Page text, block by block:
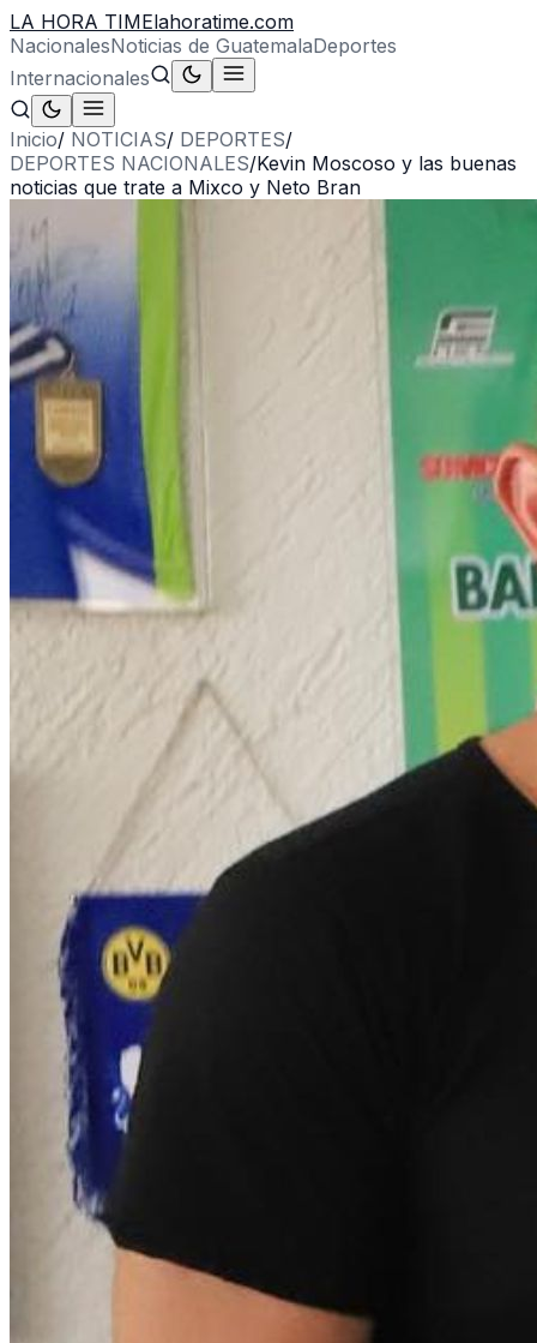
LA HORA TIMElahoratime.com
NacionalesNoticias de GuatemalaDeportes
Internacionales
Inicio/ NOTICIAS/ DEPORTES/
DEPORTES NACIONALES/Kevin Moscoso y las buenas
noticias que trate a Mixco y Neto Bran